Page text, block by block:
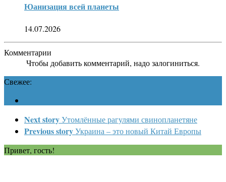
Юанизация всей планеты
14.07.2026
Комментарии
Чтобы добавить комментарий, надо залогиниться.
Свежее:
Next storyУтомлённые рагулями свинопланетяне
Previous storyУкраина – это новый Китай Европы
Привет, гость!